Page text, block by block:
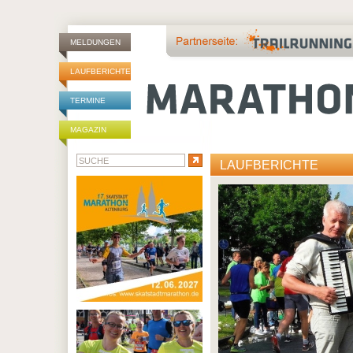
MELDUNGEN
LAUFBERICHTE
TERMINE
MAGAZIN
LAUFBERICHTE